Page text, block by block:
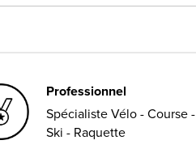
Professionnel
Spécialiste Vélo - Course -
Ski - Raquette